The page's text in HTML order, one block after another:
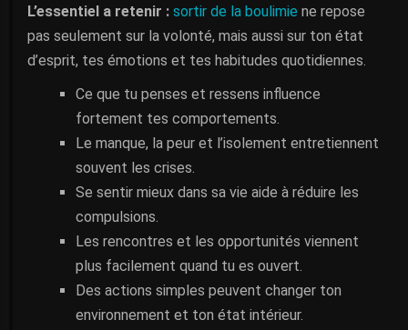
L’essentiel a retenir : sortir de la boulimie ne repose
pas seulement sur la volonté, mais aussi sur ton état
d’esprit, tes émotions et tes habitudes quotidiennes.
Ce que tu penses et ressens influence
fortement tes comportements.
Le manque, la peur et l’isolement entretiennent
souvent les crises.
Se sentir mieux dans sa vie aide à réduire les
compulsions.
Les rencontres et les opportunités viennent
plus facilement quand tu es ouvert.
Des actions simples peuvent changer ton
environnement et ton état intérieur.